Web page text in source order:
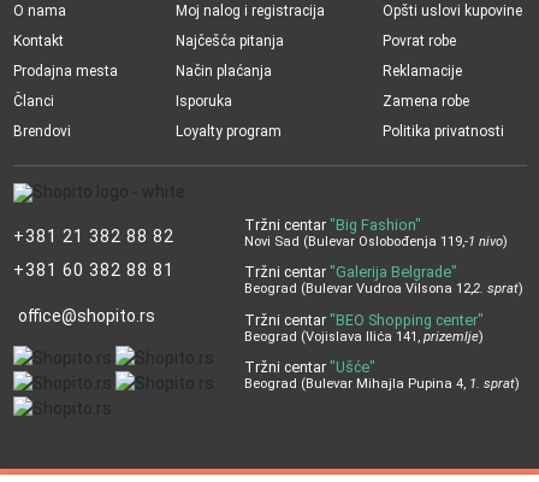
+381 21 382 88 82
+381 60 382 88 81
office@shopito.rs
Tržni centar "Big Fashion"
Novi Sad (Bulevar Oslobođenja 119,-1 nivo)
Tržni centar "Galerija Belgrade"
Beograd (Bulevar Vudroa Vilsona 12,2. sprat)
Tržni centar "BEO Shopping center"
Beograd (Vojislava Ilića 141, prizemlje)
Tržni centar "Ušće"
Beograd (Bulevar Mihajla Pupina 4, 1. sprat)
O nama
Kontakt
Prodajna mesta
Članci
Brendovi
Moj nalog i registracija
Najčešća pitanja
Način plaćanja
Isporuka
Loyalty program
Opšti uslovi kupovine
Povrat robe
Reklamacije
Zamena robe
Politika privatnosti